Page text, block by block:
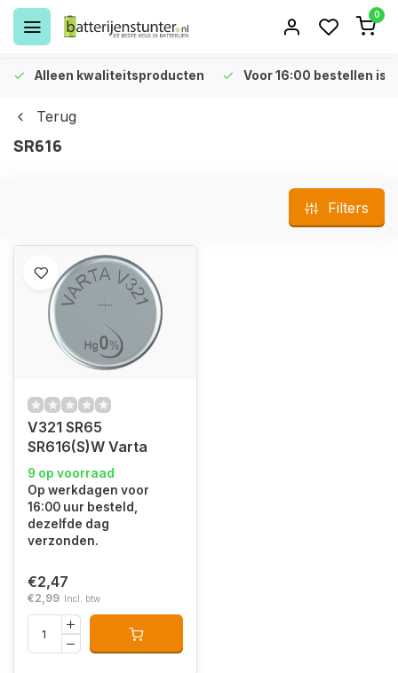
0
Alleen kwaliteitsproducten Voor 16:00 bestellen is
Terug
SR616
Filters
V321 SR65
SR616(S)W Varta
9 op voorraad
Op werkdagen voor
16:00 uur besteld,
dezelfde dag
verzonden.
€2,47
€2,99 Incl. btw